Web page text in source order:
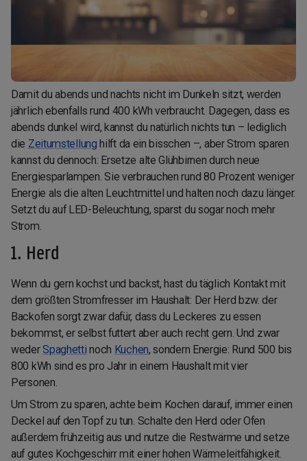
Damit du abends und nachts nicht im Dunkeln sitzt, werden
jährlich ebenfalls rund 400 kWh verbraucht. Dagegen, dass es
abends dunkel wird, kannst du natürlich nichts tun – lediglich
die Zeitumstellung hilft da ein bisschen –, aber Strom sparen
kannst du dennoch: Ersetze alte Glühbirnen durch neue
Energiesparlampen. Sie verbrauchen rund 80 Prozent weniger
Energie als die alten Leuchtmittel und halten noch dazu länger.
Setzt du auf LED-Beleuchtung, sparst du sogar noch mehr
Strom.
1. Herd
Wenn du gern kochst und backst, hast du täglich Kontakt mit
dem größten Stromfresser im Haushalt: Der Herd bzw. der
Backofen sorgt zwar dafür, dass du Leckeres zu essen
bekommst, er selbst futtert aber auch recht gern. Und zwar
wederSpaghetti noch Kuchen, sondern Energie: Rund 500 bis
800 kWh sind es pro Jahr in einem Haushalt mit vier
Personen.
Um Strom zu sparen, achte beim Kochen darauf, immer einen
Deckel auf den Topf zu tun. Schalte den Herd oder Ofen
außerdem frühzeitig aus und nutze die Restwärme und setze
auf gutes Kochgeschirr mit einer hohen Wärmeleitfähigkeit.